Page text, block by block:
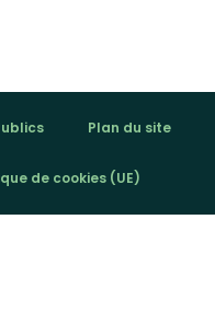
Plan du site
de cookies (UE)